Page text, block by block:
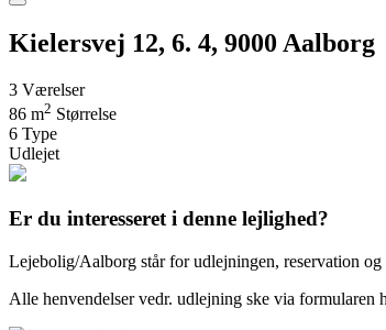
Kielersvej 12, 6. 4, 9000 Aalborg
3 Værelser
86 m2 Størrelse
6 Type
Udlejet
Er du interesseret i denne lejlighed?
Lejebolig/Aalborg står for udlejningen, reservation
Alle henvendelser vedr. udlejning ske via formularen